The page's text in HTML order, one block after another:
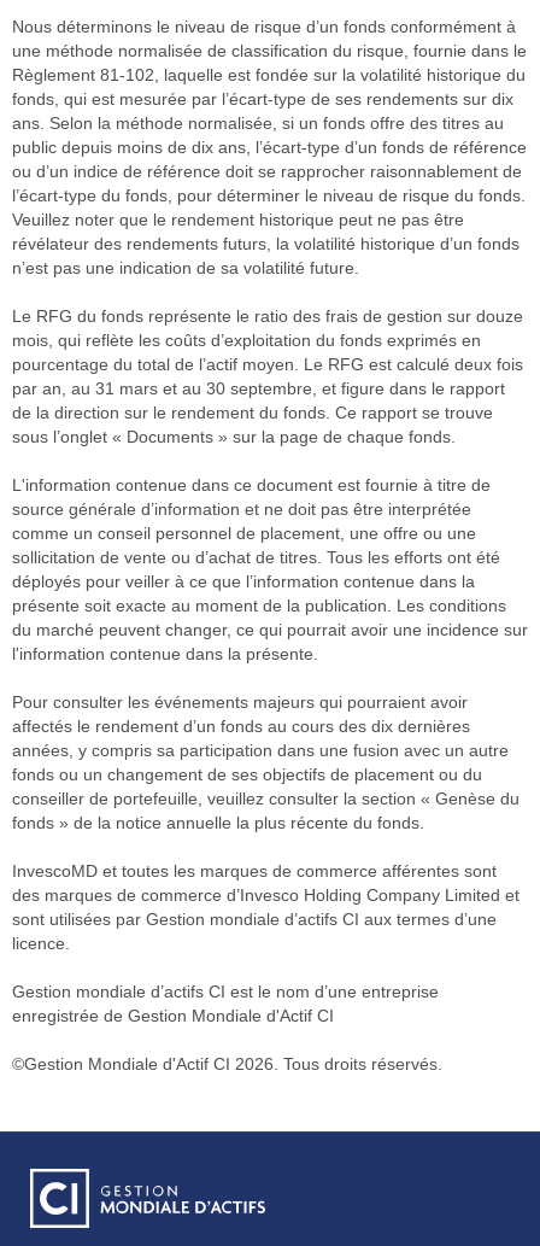
Nous déterminons le niveau de risque d’un fonds conformément à
une méthode normalisée de classification du risque, fournie dans le
Règlement 81-102, laquelle est fondée sur la volatilité historique du
fonds, qui est mesurée par l’écart-type de ses rendements sur dix
ans. Selon la méthode normalisée, si un fonds offre des titres au
public depuis moins de dix ans, l’écart-type d’un fonds de référence
ou d’un indice de référence doit se rapprocher raisonnablement de
l’écart-type du fonds, pour déterminer le niveau de risque du fonds.
Veuillez noter que le rendement historique peut ne pas être
révélateur des rendements futurs, la volatilité historique d’un fonds
n’est pas une indication de sa volatilité future.
Le RFG du fonds représente le ratio des frais de gestion sur douze
mois, qui reflète les coûts d’exploitation du fonds exprimés en
pourcentage du total de l’actif moyen. Le RFG est calculé deux fois
par an, au 31 mars et au 30 septembre, et figure dans le rapport
de la direction sur le rendement du fonds. Ce rapport se trouve
sous l’onglet « Documents » sur la page de chaque fonds.
L'information contenue dans ce document est fournie à titre de
source générale d’information et ne doit pas être interprétée
comme un conseil personnel de placement, une offre ou une
sollicitation de vente ou d’achat de titres. Tous les efforts ont été
déployés pour veiller à ce que l’information contenue dans la
présente soit exacte au moment de la publication. Les conditions
du marché peuvent changer, ce qui pourrait avoir une incidence sur
l'information contenue dans la présente.
Pour consulter les événements majeurs qui pourraient avoir
affectés le rendement d’un fonds au cours des dix dernières
années, y compris sa participation dans une fusion avec un autre
fonds ou un changement de ses objectifs de placement ou du
conseiller de portefeuille, veuillez consulter la section « Genèse du
fonds » de la notice annuelle la plus récente du fonds.
InvescoMD et toutes les marques de commerce afférentes sont
des marques de commerce d’Invesco Holding Company Limited et
sont utilisées par Gestion mondiale d’actifs CI aux termes d’une
licence.
Gestion mondiale d’actifs CI est le nom d’une entreprise
enregistrée de Gestion Mondiale d'Actif CI
©Gestion Mondiale d'Actif CI 2026. Tous droits réservés.